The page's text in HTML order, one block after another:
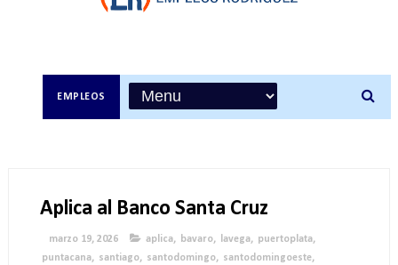
EMPLEOS
Aplica al Banco Santa Cruz
marzo 19, 2026 aplica, bavaro, lavega, puertoplata,
puntacana, santiago, santodomingo, santodomingoeste,